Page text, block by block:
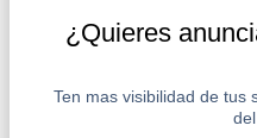
¿Quieres
Ten mas visibilidad de tus